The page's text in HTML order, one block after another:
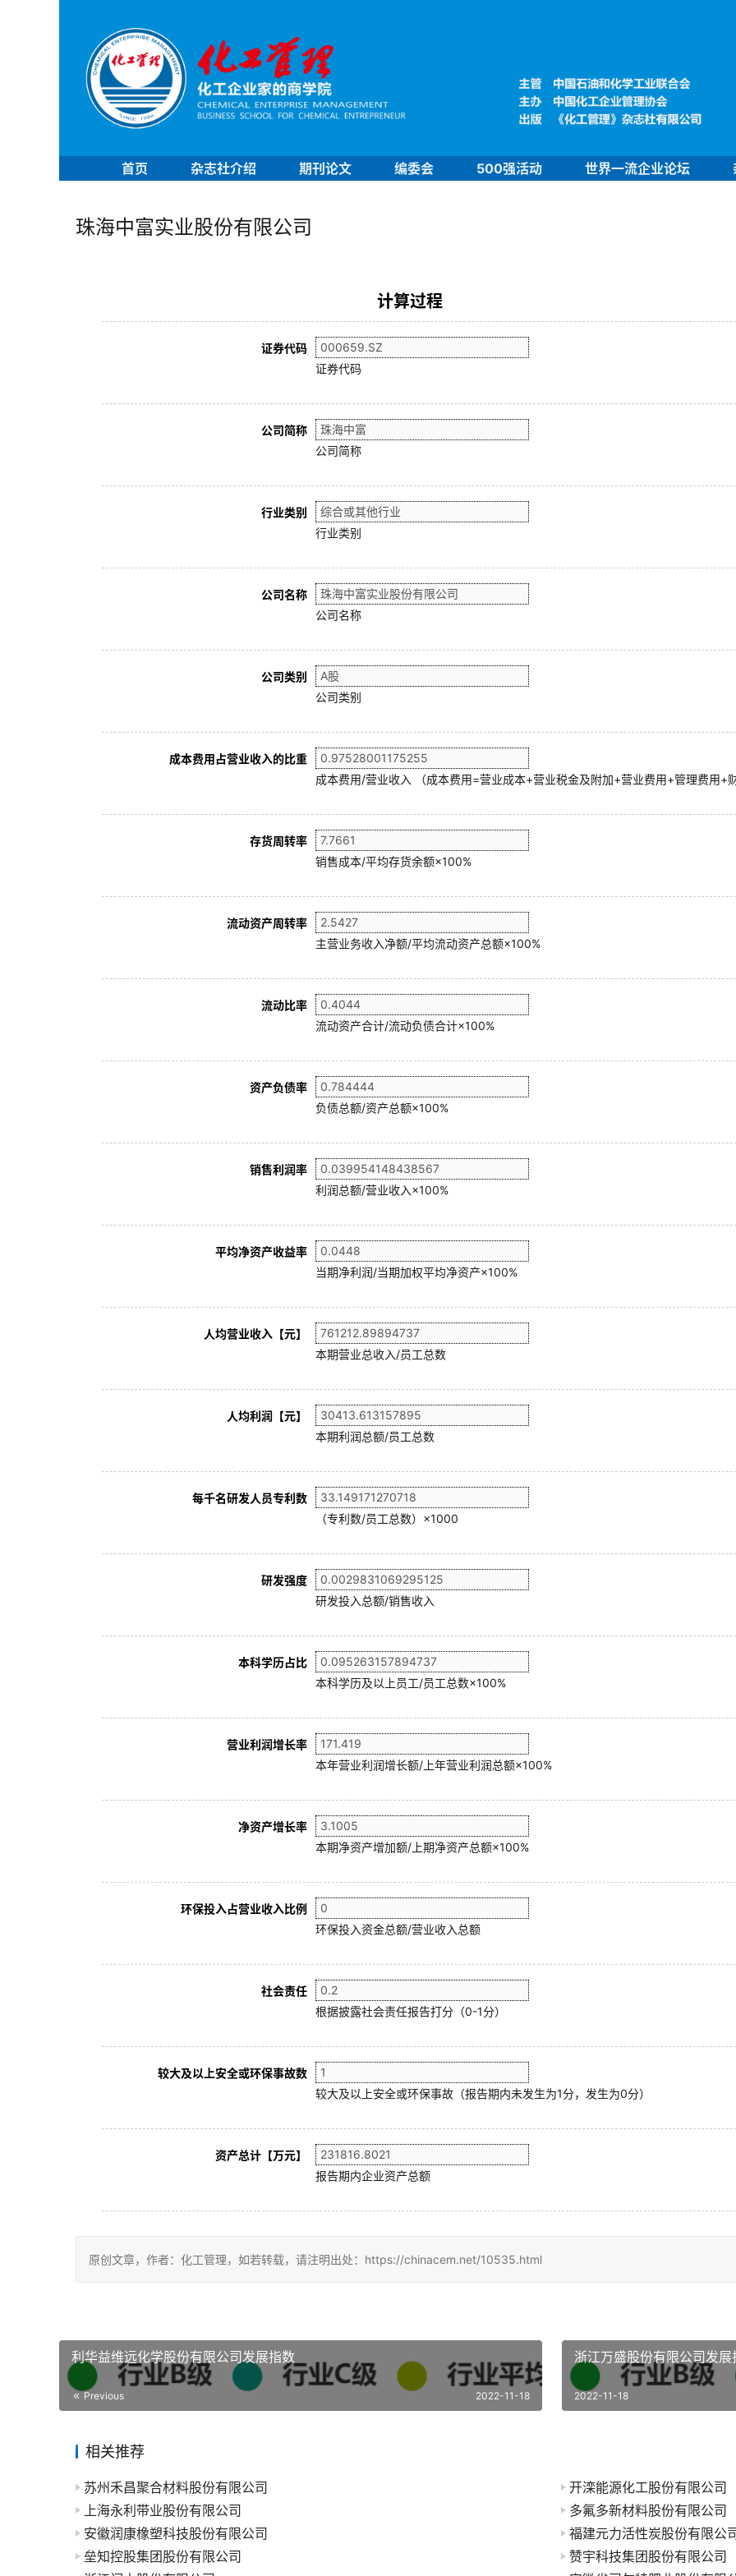
首页 杂志社介绍 期刊论文 编委会 500强活动 世界一流企业论坛
珠海中富实业股份有限公司
计算过程
证券代码
证券代码
公司简称
公司简称
行业类别
行业类别
公司名称
公司名称
公司类别
公司类别
成本费用占营业收入的比重
成本费用/营业收入 （成本费用=营业成本+营业税金及附加+营业费用+管理费用+财
存货周转率
销售成本/平均存货余额×100%
流动资产周转率
主营业务收入净额/平均流动资产总额×100%
流动比率
流动资产合计/流动负债合计×100%
资产负债率
负债总额/资产总额×100%
销售利润率
利润总额/营业收入×100%
平均净资产收益率
当期净利润/当期加权平均净资产×100%
人均营业收入【元】
本期营业总收入/员工总数
人均利润【元】
本期利润总额/员工总数
每千名研发人员专利数
（专利数/员工总数）×1000
研发强度
研发投入总额/销售收入
本科学历占比
本科学历及以上员工/员工总数×100%
营业利润增长率
本年营业利润增长额/上年营业利润总额×100%
净资产增长率
本期净资产增加额/上期净资产总额×100%
环保投入占营业收入比例
环保投入资金总额/营业收入总额
社会责任
根据披露社会责任报告打分（0-1分）
较大及以上安全或环保事故数
较大及以上安全或环保事故（报告期内未发生为1分，发生为0分）
资产总计【万元】
报告期内企业资产总额
原创文章，作者：化工管理，如若转载，请注明出处：https://chinacem.net/10535.html
利华益维远化学股份有限公司发展指数
Previous 2022-11-18
浙江万盛股份有限公司发展
2022-11-18
相关推荐
苏州禾昌聚合材料股份有限公司
开滦能源化工股份有限公司
上海永利带业股份有限公司
多氟多新材料股份有限公司
安徽润康橡塑科技股份有限公司
福建元力活性炭股份有限公
垒知控股集团股份有限公司
赞宇科技集团股份有限公司